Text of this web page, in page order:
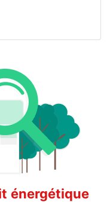
énergétique